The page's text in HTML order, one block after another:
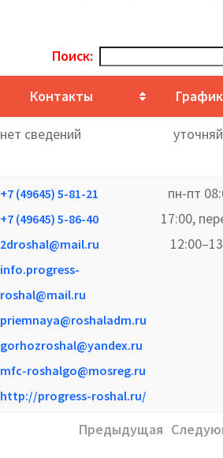
Поиск:
Контакты График
нет сведений
+7 (49645) 5-81-21
+7 (49645) 5-86-40
2droshal@mail.ru
info.progress-
roshal@mail.ru
priemnaya@roshaladm.ru
gorhozroshal@yandex.ru
mfc-roshalgo@mosreg.ru
http://progress-roshal.ru/
пн-пт
17:00,
Предыдущая